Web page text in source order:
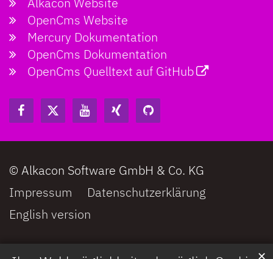
OpenCms Website
Mercury Dokumentation
OpenCms Dokumentation
OpenCms Quelltext auf GitHub
© Alkacon Software GmbH & Co. KG
Impressum
Datenschutzerklärung
English version